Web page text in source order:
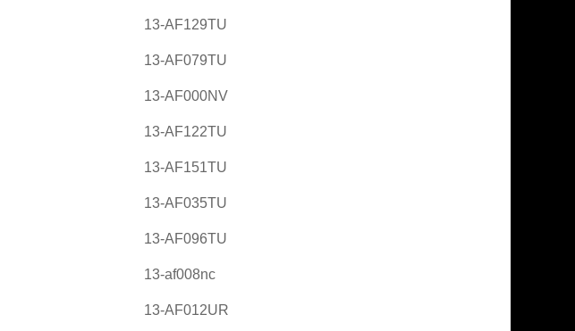
13-AF129TU
13-AF079TU
13-AF000NV
13-AF122TU
13-AF151TU
13-AF035TU
13-AF096TU
13-af008nc
13-AF012UR